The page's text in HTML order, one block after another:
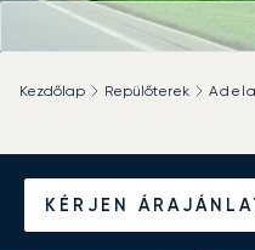
KÉRJEN
Kezdőlap Repülőterek
az